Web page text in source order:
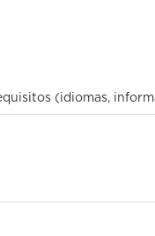
(idiomas,